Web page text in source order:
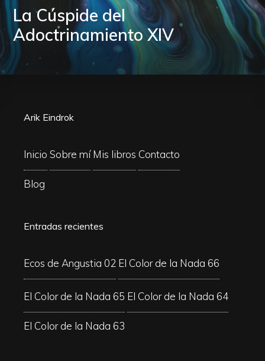
La Cúspide del
Adoctrinamiento XIV
Arik Eindrok
Inicio Sobre mí Mis libros Contacto
Blog
Entradas recientes
Ecos de Angustia 02 El Color de la Nada 66
El Color de la Nada 65 El Color de la Nada 64
El Color de la Nada 63